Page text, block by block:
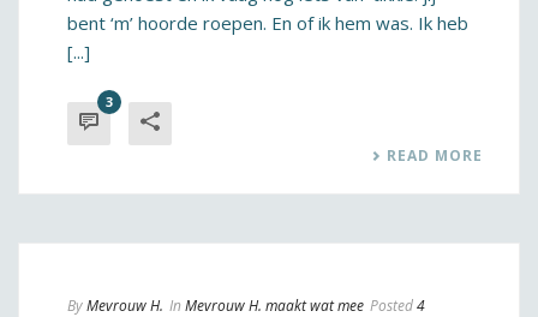
bent ‘m’ hoorde roepen. En of ik hem was. Ik heb
[...]
3
READ MORE
ByMevrouw H. In Mevrouw H. maakt wat mee Posted4